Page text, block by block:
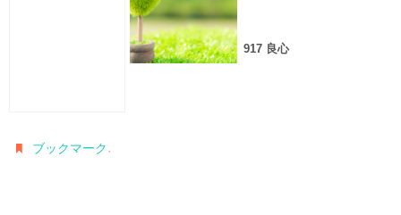
917 良心
ブックマーク.